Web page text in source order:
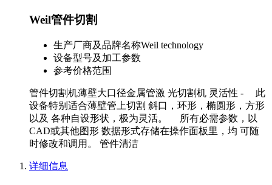
Weil管件切割
生产厂商及品牌名称Weil technology
设备型号及加工参数
参考价格范围
管件切割机薄壁大口径金属管激 光切割机 灵活性 - 此
设备特别适合薄壁管上切割 斜口，环形，椭圆形，方形
以及 各种自设形状，极为灵活。 所有必需参数，以
CAD或其他图形 数据形式存储在操作面板里，均 可随
时修改和调用。 管件清洁
详细信息